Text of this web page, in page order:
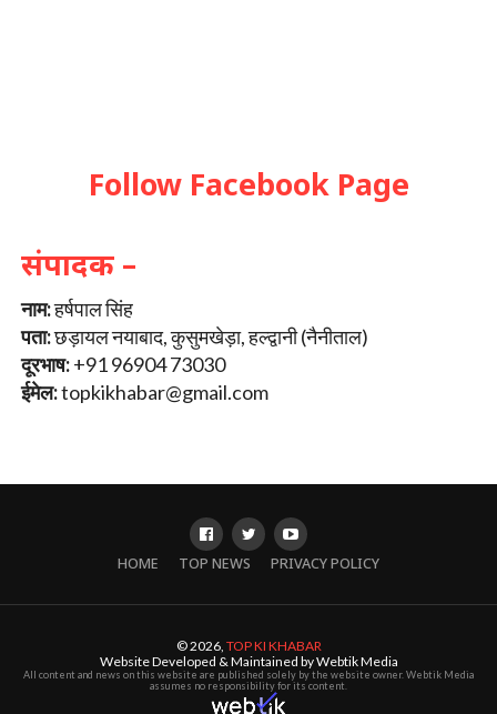
Follow Facebook Page
संपादक –
नाम:हर्षपाल सिंह
पता:छड़ायल नयाबाद, कुसुमखेड़ा, हल्द्वानी (नैनीताल)
दूरभाष:+91 96904 73030
ईमेल:topkikhabar@gmail.com
HOME TOP NEWS PRIVACY POLICY
© 2026, TOP KI KHABAR
Website Developed & Maintained by Webtik Media
All content and news on this website are published solely by the website owner. Webtik Media
assumes no responsibility for its content.